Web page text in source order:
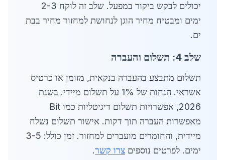
יכולים לבקש ביקור במפעל. שלב זה לוקח 2-3
ימים ומבטיח מחיר הוגן לנחושת למחזור מחיר בבת
ים.
שלב 4: תשלום והעברה
תשלום מתבצע בהעברה בנקאית, מזומן או כרטיס
אשראי. הנחות של 1% על תשלום מיידי. בשנת
2026, אפשרויות תשלום דיגיטליות כמו Bit
מאפשרות העברה תוך דקות. אישור תשלום נשלח
מיידית, והחומרים מועברים למחזור. זמן כולל: 3-5
ימים. לפרטים נוספים צרו קשר.